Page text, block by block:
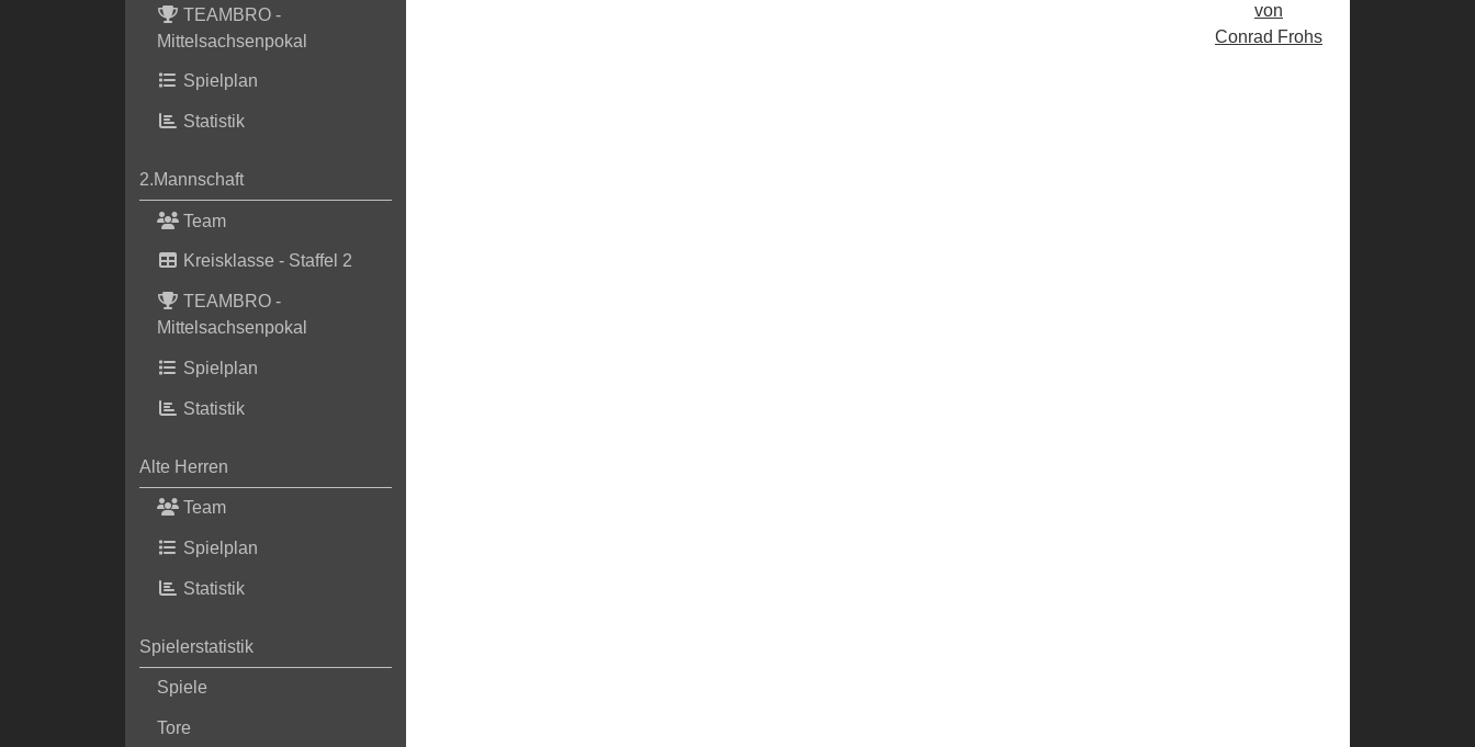
TEAMBRO -
Mittelsachsenpokal
Spielplan
Statistik
2.Mannschaft
Team
Kreisklasse - Staffel 2
TEAMBRO -
Mittelsachsenpokal
Spielplan
Statistik
Alte Herren
Team
Spielplan
Statistik
Spielerstatistik
Spiele
Tore
von
Conrad Frohs